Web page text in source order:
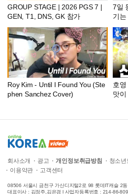
GROUP STAGE | 2026 PGS 7 |
GEN, T1, DNS, GK 참가
7일
기는
Roy Kim - Until I Found You (Ste
phen Sanchez Cover)
호영
맛
회사소개 광고 개인정보취급방침 청소년
이용약관
고객센터
08506 서울시 금천구 가산디지털2로 98 롯데IT캐슬 2
대표이사 : 김정주,김은경 l 사업자등록번호 : 214-86-